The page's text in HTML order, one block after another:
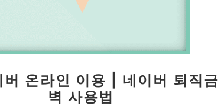
버 온라인 이용 | 네이버 퇴직금
벽 사용법